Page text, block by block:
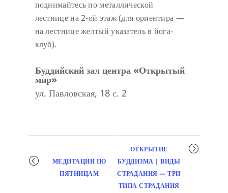
поднимайтесь по металлической
лестнице на 2-ой этаж (для ориентира —
на лестнице желтый указатель в йога-
клуб).
Буддийский зал центра «Открытый
мир»
ул. Павловская, 18 с. 2
Мероприятие
навигация
МЕДИТАЦИИ ПО
ПЯТНИЦАМ
ОТКРЫТИЕ
БУДДИЗМА | ВИДЫ
СТРАДАНИЯ — ТРИ
ТИПА СТРАДАНИЯ